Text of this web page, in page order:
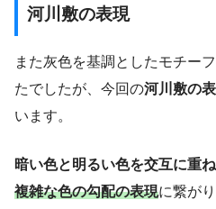
河川敷の表現
また灰色を基調としたモチー
たでしたが、今回の河川敷の
います。
暗い色と明るい色を交互に重ね
複雑な色の勾配の表現に繋が